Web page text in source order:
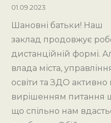
01.09.2023
Шановні батьки! Наш
заклад продовжує
дистанційній формі.
влада міста,
освіти та ЗДО
вирішенням питання
що спільно нам